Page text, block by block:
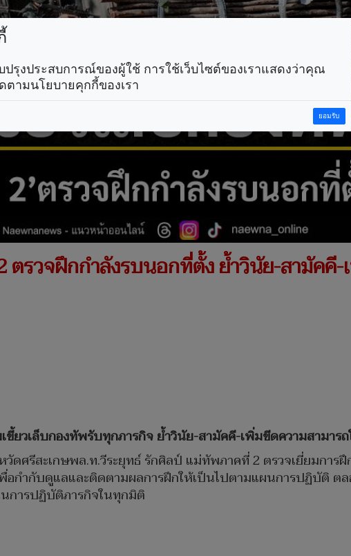
ตรวจฝึกกำลังรบนอกที่ตั้ง ย้ำวินัย-สามัคคี
ขี้ยวเล็บกองทัพรับทุกภารกิจ ย้ำวินัย-สามัคคี-เพิ่มขีดความสามาร
ดศรีสะเกษพล.ท.วีระยุทธ์ รักศิลป์ แม่ทัพภาคที่ 2 ตรวจเยี่ยมกา
กำกับดูแลและติดตามผลการฝึกให้เป็นไปตามแผนการปฏิบัติ ต
การปฏิบัติภารกิจในทุกมิติ
ปรุงประสบการณ์ของผู้ใช้ การใช้เว็บไซต์ของเราแสดงว่าคุณ
ามนโยบายคุกกี้ของเรา
ยอมรับ